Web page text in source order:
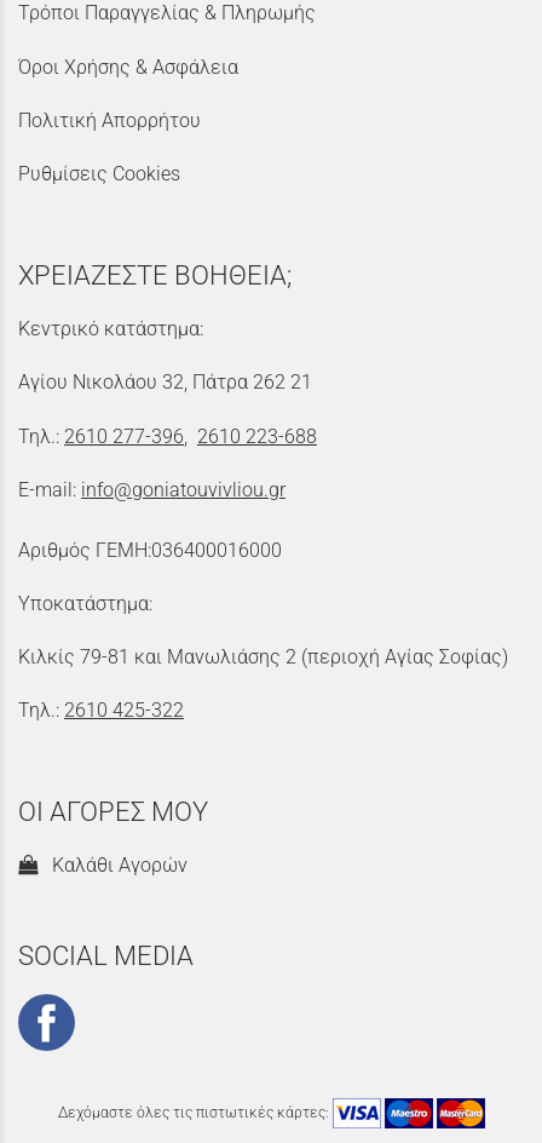
Τρόποι Παραγγελίας & Πληρωμής
Όροι Χρήσης & Ασφάλεια
Πολιτική Απορρήτου
Ρυθμίσεις Cookies
ΧΡΕΙΑΖΕΣΤΕ ΒΟΗΘΕΙΑ;
Κεντρικό κατάστημα:
Αγίου Νικολάου 32, Πάτρα 262 21
Τηλ.: 2610 277-396 2610 223-688
E-mail: info@goniatouvivliou.gr
Αριθμός ΓΕΜΗ:036400016000
Υποκατάστημα:
Κιλκίς 79-81 και Μανωλιάσης 2 (περιοχή Αγίας Σοφίας)
Τηλ.: 2610 425-322
ΟΙ ΑΓΟΡΕΣ ΜΟΥ
Καλάθι Αγορών
SOCIAL MEDIA
Δεχόμαστε όλες τις πιστωτικές κάρτες: